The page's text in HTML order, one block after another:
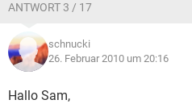
ANTWORT 3 / 17
schnucki
26. Februar 2010 um 20:16
Hallo Sam,